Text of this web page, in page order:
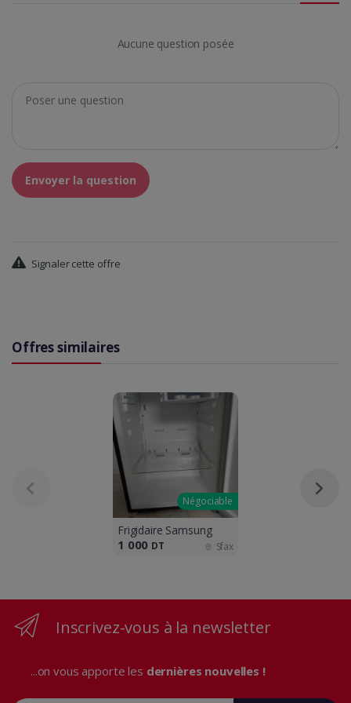
Aucune question posée
Envoyer la question
Signaler cette offre
Offres similaires
Négociable
Frigidaire Samsung
1 000 DT Sfax
Inscrivez-vous à la newsletter
...on vous apporte les dernières nouvelles !